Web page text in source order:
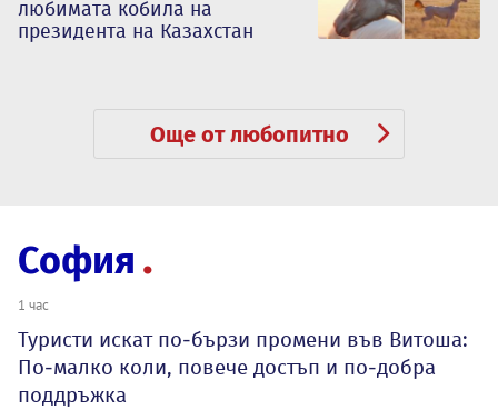
любимата кобила на
президента на Казахстан
Още от любопитно
София
1 час
Туристи искат по-бързи промени във Витоша:
По-малко коли, повече достъп и по-добра
поддръжка